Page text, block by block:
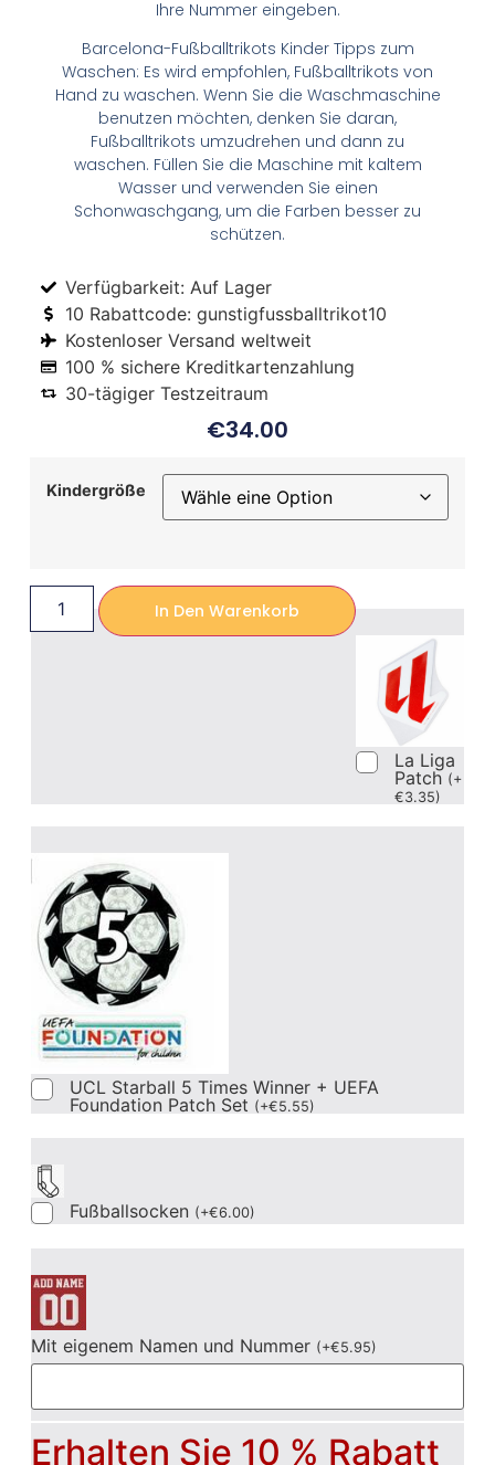
Ihre Nummer eingeben.
Barcelona-Fußballtrikots Kinder Tipps zum
Waschen: Es wird empfohlen, Fußballtrikots von
Hand zu waschen. Wenn Sie die Waschmaschine
benutzen möchten, denken Sie daran,
Fußballtrikots umzudrehen und dann zu
waschen. Füllen Sie die Maschine mit kaltem
Wasser und verwenden Sie einen
Schonwaschgang, um die Farben besser zu
schützen.
Verfügbarkeit: Auf Lager
10 Rabattcode: gunstigfussballtrikot10
Kostenloser Versand weltweit
100 % sichere Kreditkartenzahlung
30-tägiger Testzeitraum
€34.00
Kindergröße
In Den Warenkorb
La Liga
Patch (+
€3.35)
UCL Starball 5 Times Winner + UEFA
Foundation Patch Set (+€5.55)
Fußballsocken (+€6.00)
Mit eigenem Namen und Nummer (+€5.95)
Erhalten Sie 10 % Rabatt